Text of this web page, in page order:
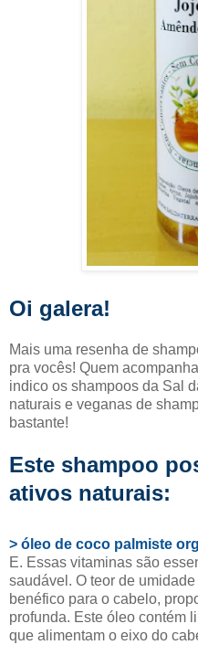
Oi galera!
Mais uma resenha de
pra vocês! Quem
indico os shampoos da Sal
naturais e veganas de
bastante!
Este shampoo
ativos naturais:
> óleo de coco palmiste
E. Essas vitaminas são
saudável. O teor de
benéfico para o cabelo,
profunda. Este óleo contém
que alimentam o eixo do